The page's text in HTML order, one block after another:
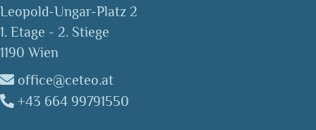
Leopold-Ungar-Platz 2
1. Etage - 2. Stiege
1190 Wien
office@ceteo.at
+43 664 99791550